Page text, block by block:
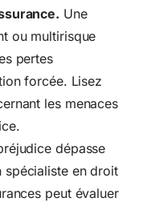
Une
ou multirisque
pertes
forcée. Lisez
les menaces
dépasse
spécialiste en droit
peut évaluer